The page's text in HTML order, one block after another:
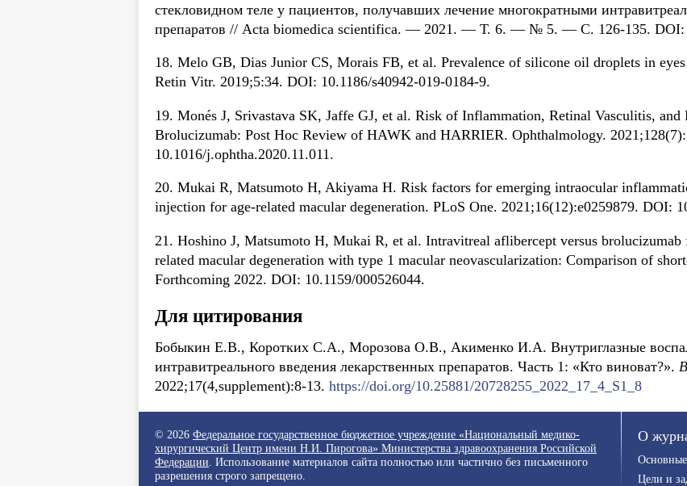
стекловидном теле у пациентов, получавших лечение многократными
препаратов // Acta biomedica scientifica. — 2021. — Т. 6. — № 5. — С. 126-135. DOI:
18. Melo GB, Dias Junior CS, Morais FB, et al. Prevalence of silicone oil droplets in
Retin Vitr. 2019;5:34. DOI: 10.1186/s40942-019-0184-9.
19. Monés J, Srivastava SK, Jaffe GJ, et al. Risk of Inflammation, Retinal Vasculitis,
Brolucizumab: Post Hoc Review of HAWK and HARRIER. Ophthalmology.
10.1016/j.ophtha.2020.11.011.
20. Mukai R, Matsumoto H, Akiyama H. Risk factors for emerging intraocular
injection for age-related macular degeneration. PLoS One. 2021;16(12):e0259879. DOI:
21. Hoshino J, Matsumoto H, Mukai R, et al. Intravitreal aflibercept versus brolucizumab
related macular degeneration with type 1 macular neovascularization: Comparison of
Forthcoming 2022. DOI: 10.1159/000526044.
Для цитирования
Бобыкин Е.В., Коротких С.А., Морозова О.В., Акименко И.А. Внутриглазные
интравитреального введения лекарственных препаратов. Часть 1: «Кто виноват?».
2022;17(4,supplement):8-13. https://doi.org/10.25881/20728255_2022_17_4_S1_8
© 2026 Федеральное государственное бюджетное учреждение «Национальный медико-
хирургический Центр имени Н.И. Пирогова» Министерства здравоохранения Российской
Федерации . Использование материалов сайта полностью или частично без письменного
разрешения строго запрещено.
О
Цели и